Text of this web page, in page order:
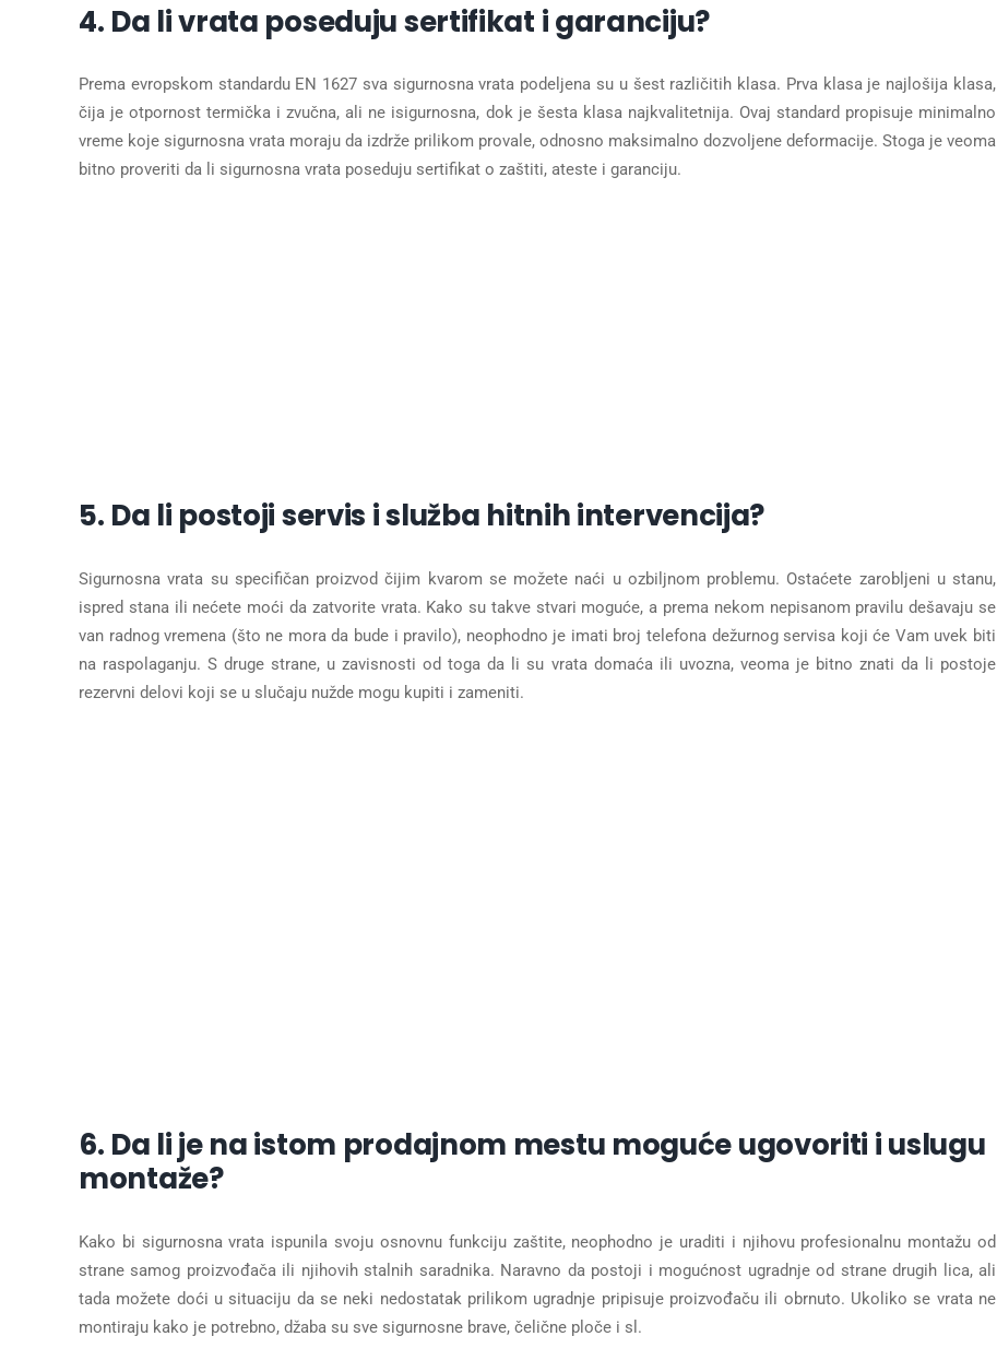
4. Da li vrata poseduju sertifikat i garanciju?
Prema evropskom standardu EN 1627 sva sigurnosna vrata podeljena su u šest različitih klasa. Prva klasa je najlošija klasa,
čija je otpornost termička i zvučna, ali ne isigurnosna, dok je šesta klasa najkvalitetnija. Ovaj standard propisuje minimalno
vreme koje sigurnosna vrata moraju da izdrže prilikom provale, odnosno maksimalno dozvoljene deformacije. Stoga je veoma
bitno proveriti da li sigurnosna vrata poseduju sertifikat o zaštiti, ateste i garanciju.
5. Da li postoji servis i služba hitnih intervencija?
Sigurnosna vrata su specifičan proizvod čijim kvarom se možete naći u ozbiljnom problemu. Ostaćete zarobljeni u stanu,
ispred stana ili nećete moći da zatvorite vrata. Kako su takve stvari moguće, a prema nekom nepisanom pravilu dešavaju se
van radnog vremena (što ne mora da bude i pravilo), neophodno je imati broj telefona dežurnog servisa koji će Vam uvek biti
na raspolaganju. S druge strane, u zavisnosti od toga da li su vrata domaća ili uvozna, veoma je bitno znati da li postoje
rezervni delovi koji se u slučaju nužde mogu kupiti i zameniti.
6. Da li je na istom prodajnom mestu moguće ugovoriti i uslugu
montaže?
Kako bi sigurnosna vrata ispunila svoju osnovnu funkciju zaštite, neophodno je uraditi i njihovu profesionalnu montažu od
strane samog proizvođača ili njihovih stalnih saradnika. Naravno da postoji i mogućnost ugradnje od strane drugih lica, ali
tada možete doći u situaciju da se neki nedostatak prilikom ugradnje pripisuje proizvođaču ili obrnuto. Ukoliko se vrata ne
montiraju kako je potrebno, džaba su sve sigurnosne brave, čelične ploče i sl.